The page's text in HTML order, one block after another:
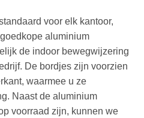
voor elk kantoor,
aluminium
de indoor bewegwijzering
De bordjes zijn voorzien
waarmee u ze
Naast de aluminium
voorraad zijn, kunnen we